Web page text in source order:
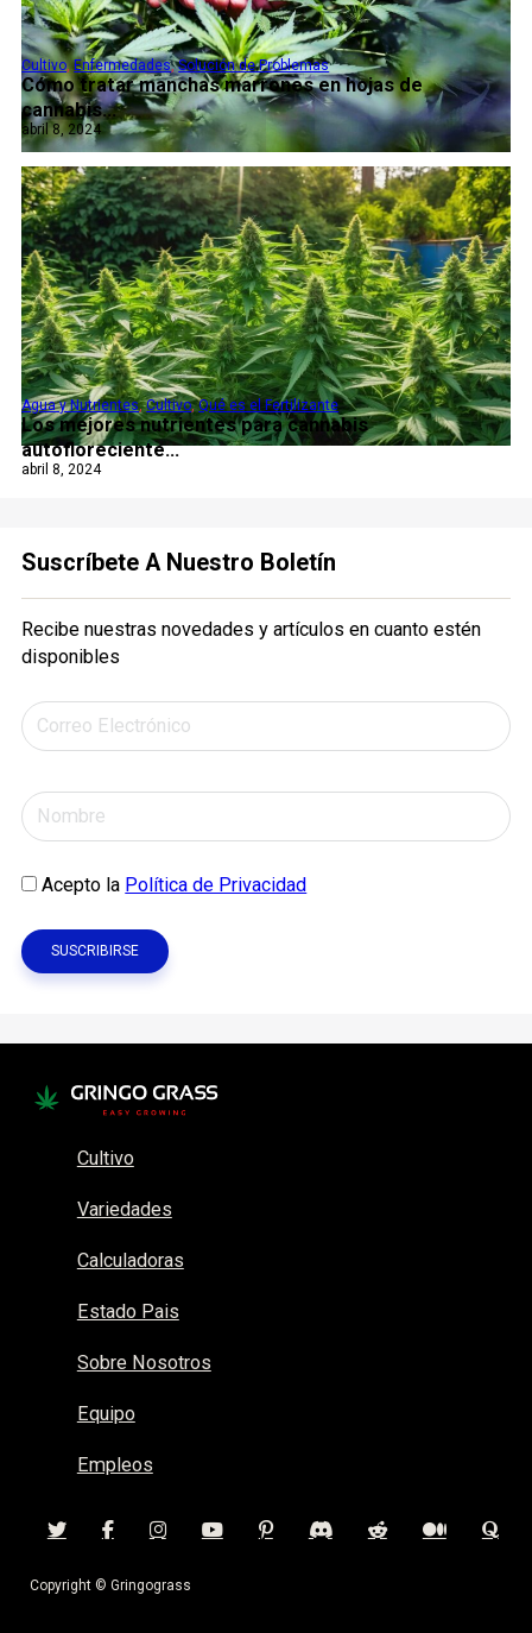
Cómo tratar manchas marrones en hojas de
cannabis...
Cultivo,Enfermedades,Solución de Problemas
abril 8, 2024
Los mejores nutrientes para cannabis
autofloreciente...
Agua y Nutrientes,Cultivo,Qué es el Fertilizante
abril 8, 2024
Suscríbete A Nuestro Boletín
Recibe nuestras novedades y artículos en cuanto estén
disponibles
Acepto la Política de Privacidad
Cultivo
Variedades
Calculadoras
Estado Pais
Sobre Nosotros
Equipo
Empleos
Copyright © Gringograss